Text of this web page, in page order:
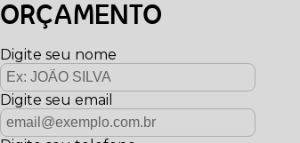
ORÇAMENTO
Digite seu nome
Digite seu email